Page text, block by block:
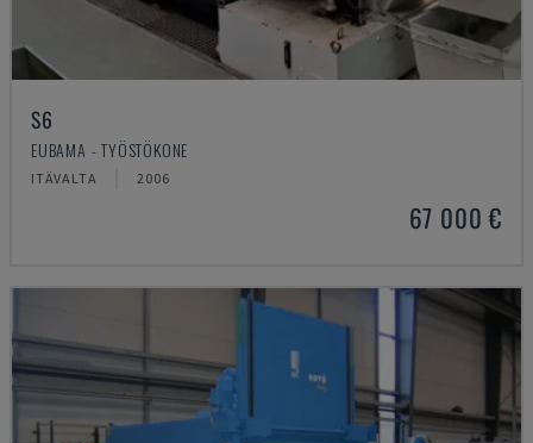
S6
EUBAMA - TYÖSTÖKONE
ITÄVALTA 2006
67 000 €